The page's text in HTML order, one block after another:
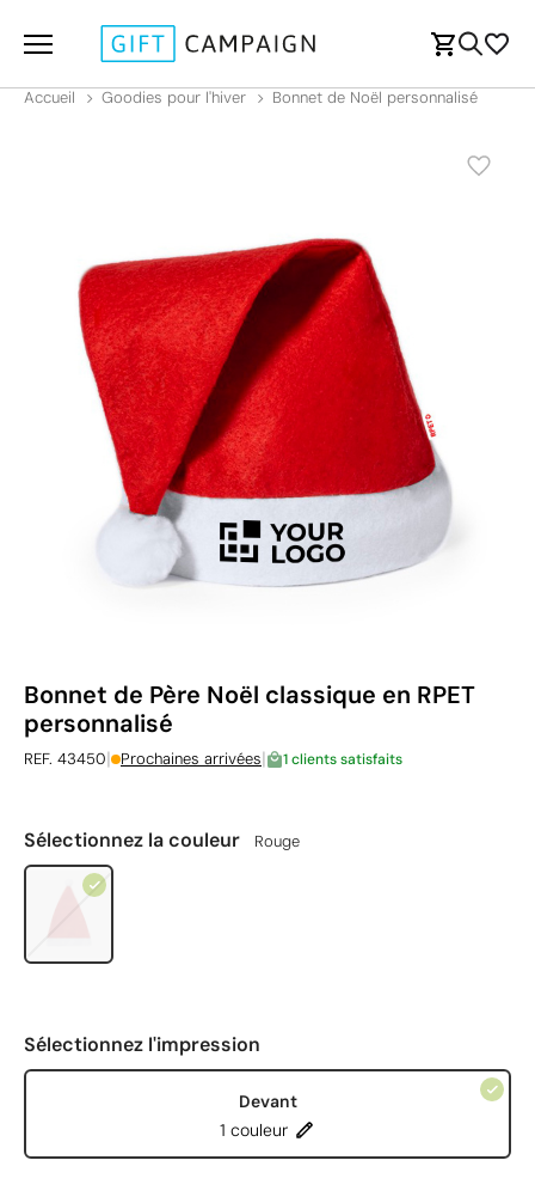
Accueil Goodies pour l'hiver Bonnet de Noël personnalisé
Bonnet de Père Noël classique en RPET
personnalisé
REF. 43450| Prochaines arrivées| 1 clients satisfaits
Sélectionnez la couleur Rouge
Sélectionnez l'impression
Devant
1 couleur